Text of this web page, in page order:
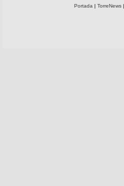
Portada | TorreNews|